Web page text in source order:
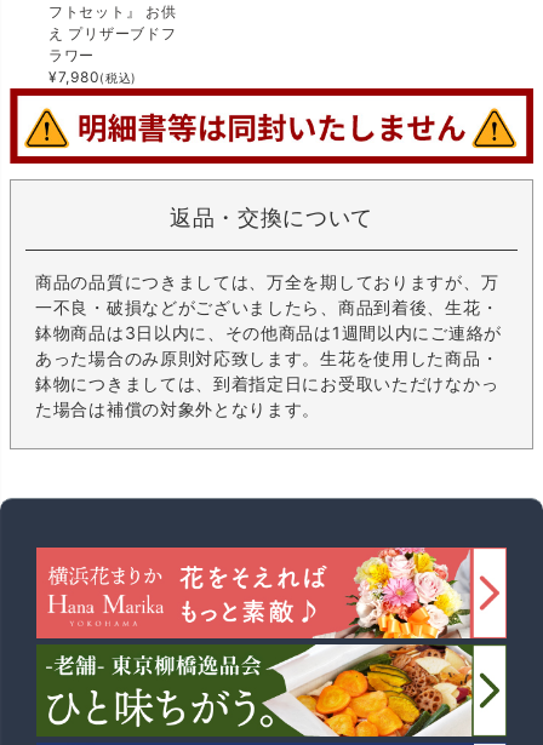
フトセット』 お供
え プリザーブドフ
ラワー
¥7,980(税込)
返品・交換について
商品の品質につきましては、万全を期しておりますが、万
一不良・破損などがございましたら、商品到着後、生花・
鉢物商品は3日以内に、その他商品は1週間以内にご連絡が
あった場合のみ原則対応致します。生花を使用した商品・
鉢物につきましては、到着指定日にお受取いただけなかっ
た場合は補償の対象外となります。